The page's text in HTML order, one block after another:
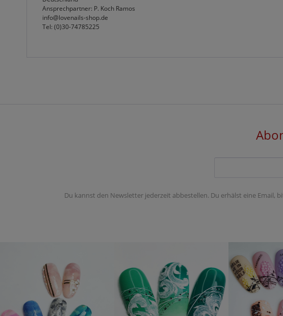
Ansprechpartner: P. Koch Ramos
info@lovenails-shop.de
Tel: (0)30-74785225
Du kannst den Newsletter jederzeit abbestellen. Du erhälst eine